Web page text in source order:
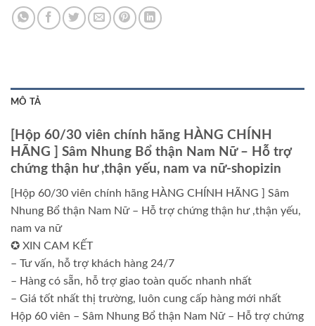
MÔ TẢ
[Hộp 60/30 viên chính hãng HÀNG CHÍNH
HÃNG ] Sâm Nhung Bổ thận Nam Nữ – Hỗ trợ
chứng thận hư ,thận yếu, nam va nữ-shopizin
[Hộp 60/30 viên chính hãng HÀNG CHÍNH HÃNG ] Sâm
Nhung Bổ thận Nam Nữ – Hỗ trợ chứng thận hư ,thận yếu,
nam va nữ
✪ XIN CAM KẾT
– Tư vấn, hỗ trợ khách hàng 24/7
– Hàng có sẵn, hỗ trợ giao toàn quốc nhanh nhất
– Giá tốt nhất thị trường, luôn cung cấp hàng mới nhất
Hộp 60 viên – Sâm Nhung Bổ thận Nam Nữ – Hỗ trợ chứng